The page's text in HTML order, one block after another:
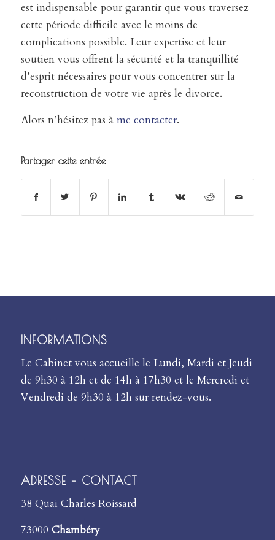
est indispensable pour garantir que vous traversez
cette période difficile avec le moins de
complications possible. Leur expertise et leur
soutien vous offrent la sécurité et la tranquillité
d’esprit nécessaires pour vous concentrer sur la
reconstruction de votre vie après le divorce.
Alors n’hésitez pas à me contacter.
Partager cette entrée
INFORMATIONS
Le Cabinet vous accueille le Lundi, Mardi et Jeudi
de 9h30 à 12h et de 14h à 17h30 et le Mercredi et
Vendredi de 9h30 à 12h sur rendez-vous.
ADRESSE – CONTACT
38 Quai Charles Roissard
73000 Chambéry